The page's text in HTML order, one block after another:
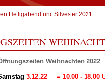
Heiligabend und Silvester 2021
Weihnachten 2022
3.12.22 = 10.00 - 18.00